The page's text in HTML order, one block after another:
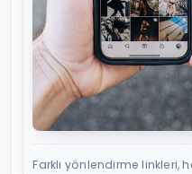
Farklı yönlendirme